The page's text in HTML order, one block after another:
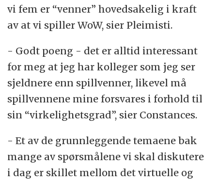
vi fem er “venner” hovedsakelig i kraft
av at vi spiller WoW, sier Pleimisti.
- Godt poeng - det er alltid interessant
for meg at jeg har kolleger som jeg ser
sjeldnere enn spillvenner, likevel må
spillvennene mine forsvares i forhold til
sin “virkelighetsgrad”, sier Constances.
- Et av de grunnleggende temaene bak
mange av spørsmålene vi skal diskutere
i dag er skillet mellom det virtuelle og